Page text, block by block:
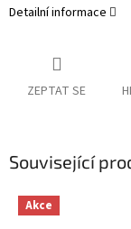
Detailní informace
ZEPTAT SE
Související
Akce